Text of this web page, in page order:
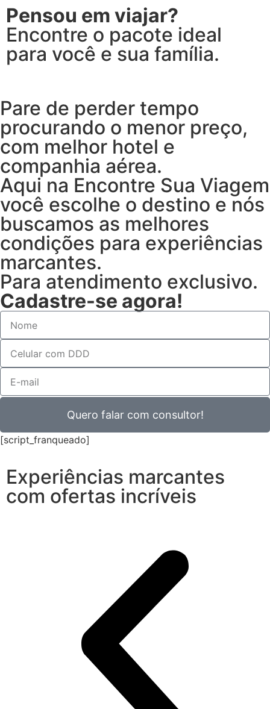
Pensou em viajar?
Encontre o pacote ideal
para você e sua família.
Pare de perder tempo
procurando o menor preço,
com melhor hotel e
companhia aérea.
Aqui na Encontre Sua Viagem
você escolhe o destino e nós
buscamos as melhores
condições para experiências
marcantes.
Para atendimento exclusivo.
Cadastre-se agora!
Quero falar com consultor!
[script_franqueado]
Experiências marcantes
com ofertas incríveis